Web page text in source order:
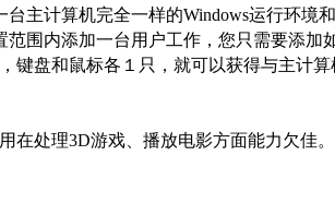
台主计算机完全一样的Windows运行环境
范围内添加一台用户工作，您只需要添加
键盘和鼠标各１只，就可以获得与主计
在处理3D游戏、播放电影方面能力欠佳。